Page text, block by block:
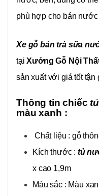
phù hợp cho bán
Xe gỗ bán trà sữa
tạiXưởng Gỗ Nội
sản xuất với giá tốt tận
Thông tin chiếc
màu xanh :
Chất liệu : gỗ
Kích thước : tủ
x cao 1,9m
Màu sắc : Màu